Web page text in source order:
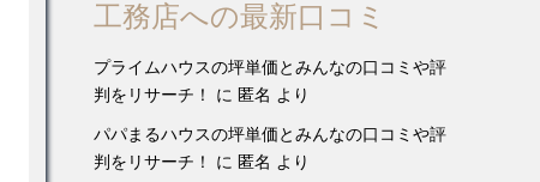
工務店への最新口コミ
プライムハウスの坪単価とみんなの口コミや評
判をリサーチ！
に 匿名 より
パパまるハウスの坪単価とみんなの口コミや評
判をリサーチ！
に 匿名 より